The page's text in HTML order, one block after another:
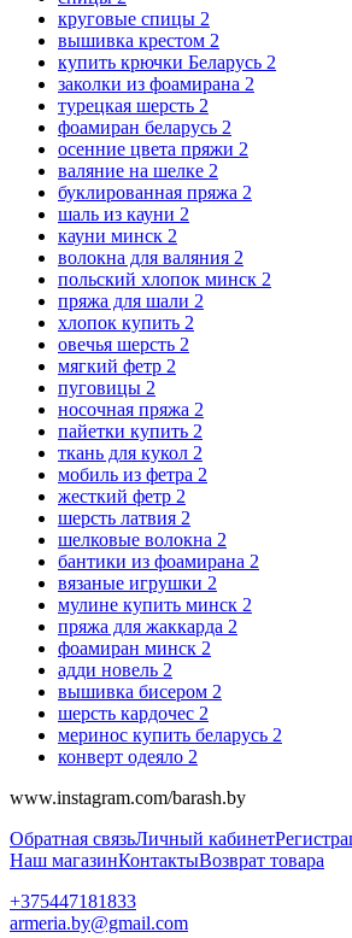
круговые спицы 2
вышивка крестом 2
купить крючки Беларусь 2
заколки из фоамирана 2
турецкая шерсть 2
фоамиран беларусь 2
осенние цвета пряжи 2
валяние на шелке 2
буклированная пряжа 2
шаль из кауни 2
кауни минск 2
волокна для валяния 2
польский хлопок минск 2
пряжа для шали 2
хлопок купить 2
овечья шерсть 2
мягкий фетр 2
пуговицы 2
носочная пряжа 2
пайетки купить 2
ткань для кукол 2
мобиль из фетра 2
жесткий фетр 2
шерсть латвия 2
шелковые волокна 2
бантики из фоамирана 2
вязаные игрушки 2
мулине купить минск 2
пряжа для жаккарда 2
фоамиран минск 2
адди новель 2
вышивка бисером 2
шерсть кардочес 2
меринос купить беларусь 2
конверт одеяло 2
www.instagram.com/barash.by
Обратная связьЛичный кабинет
Наш магазинКонтактыВозврат товара
+375447181833
armeria.by@gmail.com